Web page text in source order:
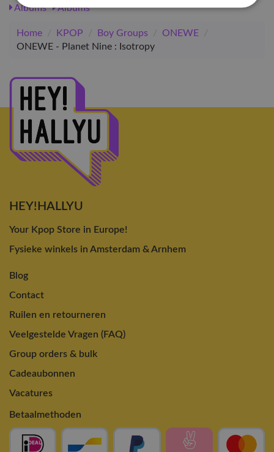
Albums
Albums
Home / KPOP / Boy Groups / ONEWE
/
ONEWE - Planet Nine : Isotropy
HEY!HALLYU
Your Kpop Store in Europe!
Fysieke winkels in Amsterdam & Arnhem
Blog
Contact
Ruilen en retourneren
Veelgestelde Vragen (FAQ)
Group orders & bulk
Cadeaubonnen
Vacatures
Betaalmethoden